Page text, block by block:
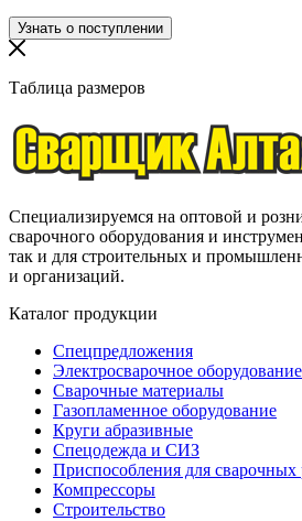
Таблица размеров
Специализируемся на оптовой и
сварочного оборудования и
так и для строительных и
и организаций.
Каталог продукции
Спецпредложения
Электросварочное оборудование
Сварочные материалы
Газопламенное оборудование
Круги абразивные
Спецодежда и СИЗ
Приспособления для сварочных
Компрессоры
Строительство